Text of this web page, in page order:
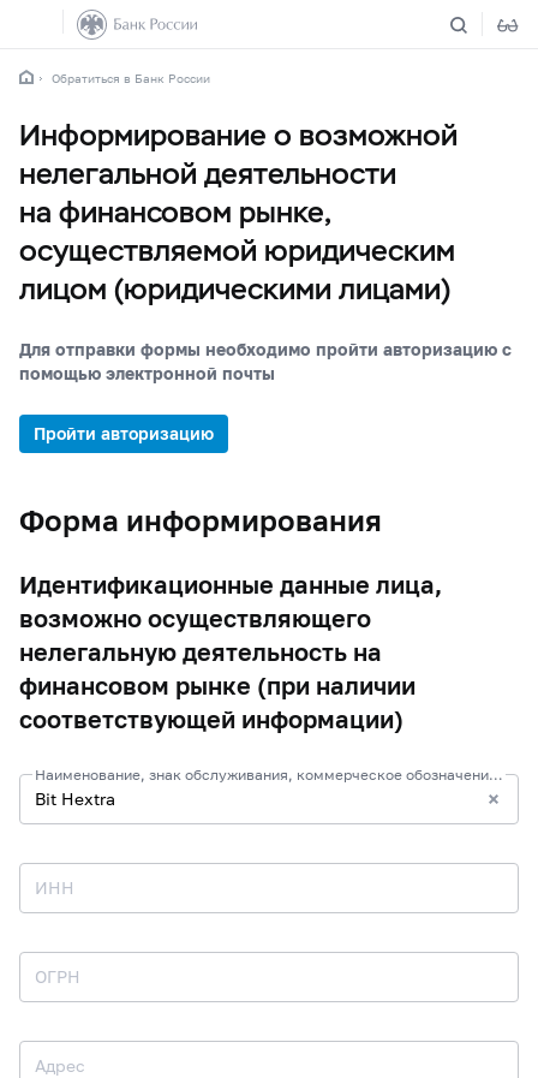
Обратиться в Банк России
Информирование о возможной
нелегальной деятельности
на финансовом рынке,
осуществляемой юридическим
лицом (юридическими лицами)
Для отправки формы необходимо пройти авторизацию с
помощью электронной почты
Пройти авторизацию
Форма информирования
Идентификационные данные лица,
возможно осуществляющего
нелегальную деятельность на
финансовом рынке (при наличии
соответствующей информации)
Наименование, знак обслуживания, коммерческое обозначение и иные средства индивидуализации
ИНН
ОГРН
Адрес